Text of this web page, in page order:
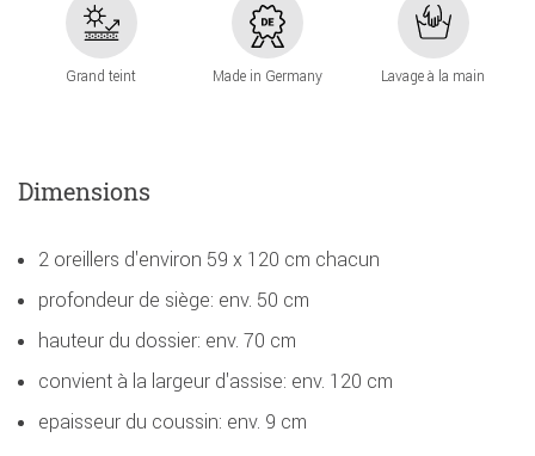
Grand teint Made in Germany Lavage à la main
Dimensions
2 oreillers d'environ 59 x 120 cm chacun
profondeur de siège: env. 50 cm
hauteur du dossier: env. 70 cm
convient à la largeur d'assise: env. 120 cm
epaisseur du coussin: env. 9 cm